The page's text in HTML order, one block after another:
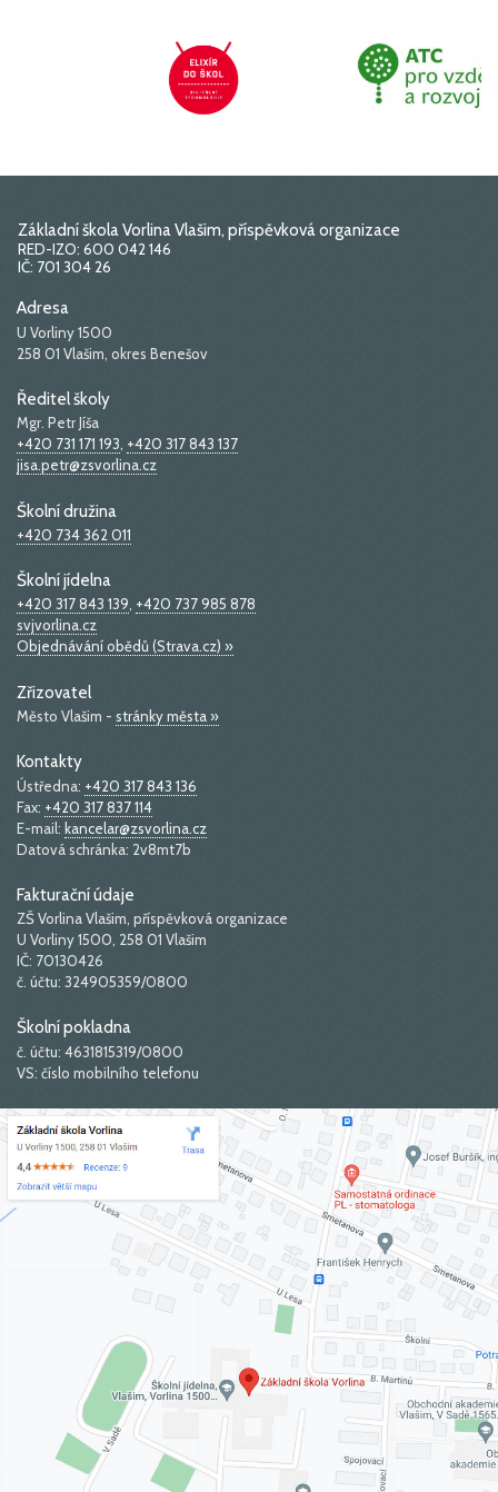
Základní škola Vorlina Vlašim, příspěvková organizace
RED-IZO: 600 042 146
IČ: 701 304 26
Adresa
U Vorliny 1500
258 01 Vlašim, okres Benešov
Ředitel školy
Mgr. Petr Jíša
+420 731 171 193, +420 317 843 137
jisa.petr@zsvorlina.cz
Školní družina
+420 734 362 011
Školní jídelna
+420 317 843 139, +420 737 985 878
svjvorlina.cz
Objednávání obědů (Strava.cz) »
Zřizovatel
Město Vlašim - stránky města »
Kontakty
Ústředna: +420 317 843 136
Fax: +420 317 837 114
E-mail: kancelar@zsvorlina.cz
Datová schránka: 2v8mt7b
Fakturační údaje
ZŠ Vorlina Vlašim, příspěvková organizace
U Vorliny 1500, 258 01 Vlašim
IČ: 70130426
č. účtu: 324905359/0800
Školní pokladna
č. účtu: 4631815319/0800
VS: číslo mobilního telefonu